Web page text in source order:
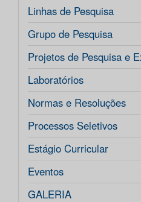
Linhas de Pesquisa
Grupo de Pesquisa
Projetos de Pesquisa e
Laboratórios
Normas e Resoluções
Processos Seletivos
Estágio Curricular
Eventos
GALERIA